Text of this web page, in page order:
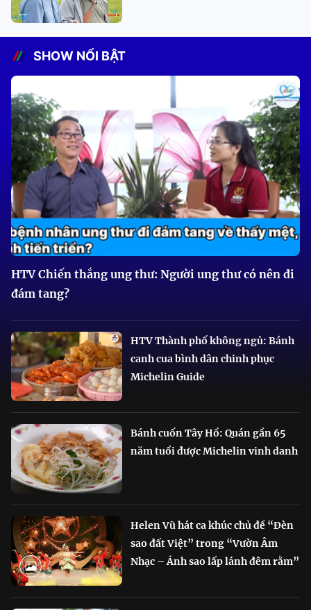
SHOW NỔI BẬT
HTV Chiến thắng ung thư: Người ung thư có nên đi
đám tang?
HTV Thành phố không ngủ: Bánh
canh cua bình dân chinh phục
Michelin Guide
Bánh cuốn Tây Hồ: Quán gần 65
năm tuổi được Michelin vinh danh
Helen Vũ hát ca khúc chủ đề “Đèn
sao đất Việt” trong “Vườn Âm
Nhạc – Ánh sao lấp lánh đêm rằm”